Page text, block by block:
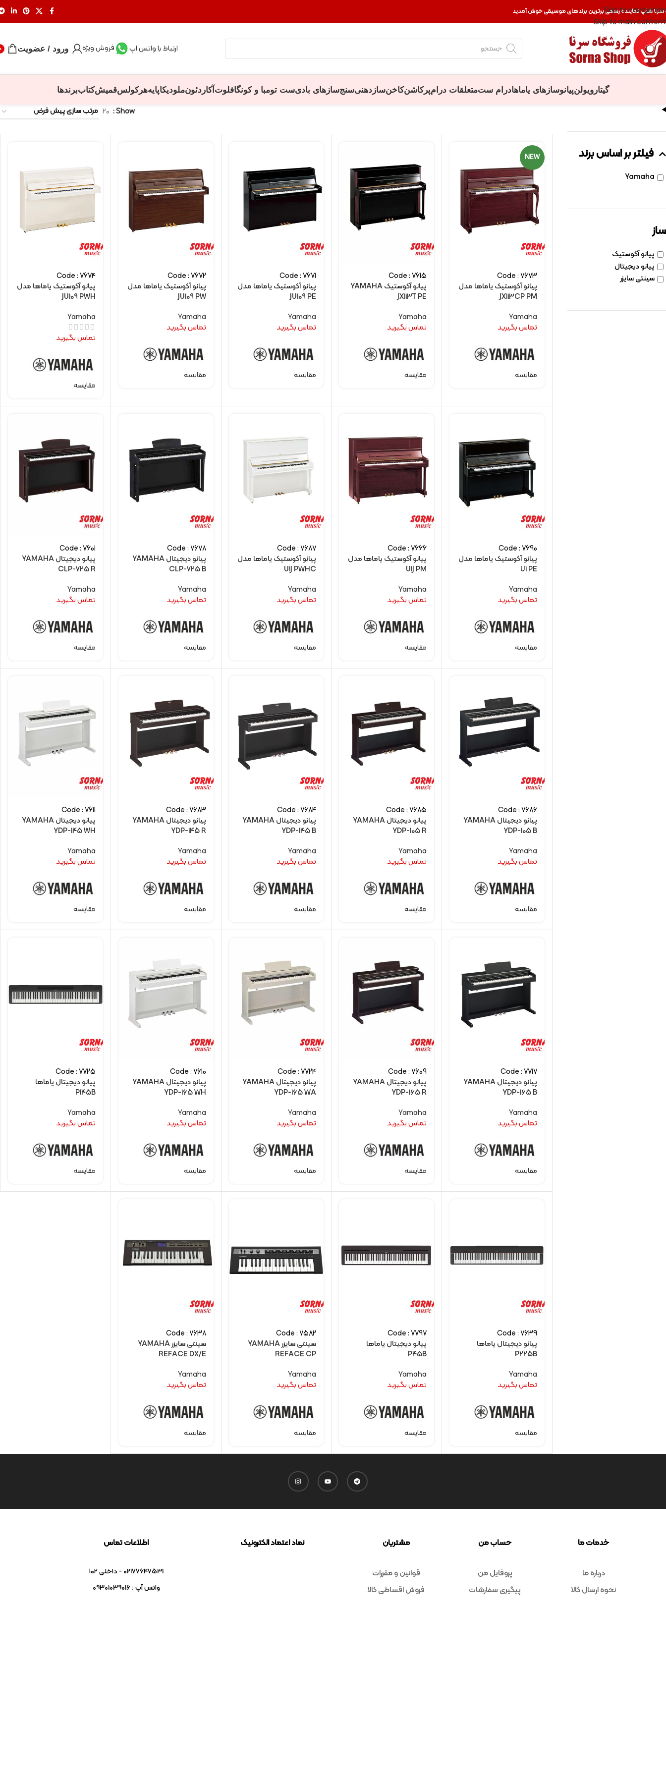
Skip to navigation
Skip to main content
سرنا شاپ نماینده رسمی برترین برندهای موسیقی خوش آمدید
ارتباط با واتس اپ فروش ویژه ورود / عضویت
گیتار ویولنپیانوسازهای یاماهادرام ستمتعلقات درامپرکاشنکاخنسازدهنیسنجسازهای بادیست تومبا و کونگافلوت آکاردئونملودیکاپایههرکولسقمیشکتاببرندها
فیلتر بر اساس برند
Yamaha
ساز
پیانو آکوستیک
پیانو دیجیتال
سینتی سایزر
Show ۲۰
NEW
Code : 7673
پیانو آکوستیک یاماها مدل
JX113CP PM
Yamaha
تماس بگیرید
مقایسه
Code : 7615
پیانو آکوستیک YAMAHA
JX113T PE
Yamaha
تماس بگیرید
مقایسه
Code : 7671
پیانو آکوستیک یاماها مدل
JU109 PE
Yamaha
تماس بگیرید
مقایسه
Code : 7672
پیانو آکوستیک یاماها مدل
JU109 PW
Yamaha
تماس بگیرید
مقایسه
Code : 7674
پیانو آکوستیک یاماها مدل
JU109 PWH
Yamaha
تماس بگیرید
مقایسه
Code : 7690
پیانو آکوستیک یاماها مدل
U1 PE
Yamaha
تماس بگیرید
مقایسه
Code : 7666
پیانو آکوستیک یاماها مدل
U1J PM
Yamaha
تماس بگیرید
مقایسه
Code : 7687
پیانو آکوستیک یاماها مدل
U1J PWHC
Yamaha
تماس بگیرید
مقایسه
Code : 7678
پیانو دیجیتال YAMAHA
CLP-725 B
Yamaha
تماس بگیرید
مقایسه
Code : 7601
پیانو دیجیتال YAMAHA
CLP-725 R
Yamaha
تماس بگیرید
مقایسه
Code : 7686
پیانو دیجیتال YAMAHA
YDP-105 B
Yamaha
تماس بگیرید
مقایسه
Code : 7685
پیانو دیجیتال YAMAHA
YDP-105 R
Yamaha
تماس بگیرید
مقایسه
Code : 7684
پیانو دیجیتال YAMAHA
YDP-145 B
Yamaha
تماس بگیرید
مقایسه
Code : 7683
پیانو دیجیتال YAMAHA
YDP-145 R
Yamaha
تماس بگیرید
مقایسه
Code : 7611
پیانو دیجیتال YAMAHA
YDP-145 WH
Yamaha
تماس بگیرید
مقایسه
Code : 7717
پیانو دیجیتال YAMAHA
YDP-165 B
Yamaha
تماس بگیرید
مقایسه
Code : 7609
پیانو دیجیتال YAMAHA
YDP-165 R
Yamaha
تماس بگیرید
مقایسه
Code : 7724
پیانو دیجیتال YAMAHA
YDP-165 WA
Yamaha
تماس بگیرید
مقایسه
Code : 7610
پیانو دیجیتال YAMAHA
YDP-165 WH
Yamaha
تماس بگیرید
مقایسه
Code : 7725
پیانو دیجیتال یاماها
P145B
Yamaha
تماس بگیرید
مقایسه
Code : 7639
پیانو دیجیتال یاماها
P225B
Yamaha
تماس بگیرید
مقایسه
Code : 7797
پیانو دیجیتال یاماها
P45B
Yamaha
تماس بگیرید
مقایسه
Code : 7582
سینتی سایزر YAMAHA
REFACE CP
Yamaha
تماس بگیرید
مقایسه
Code : 7638
سینتی سایزر YAMAHA
REFACE DX/E
Yamaha
تماس بگیرید
مقایسه
خدمات ما
درباره ما
نحوه ارسال کالا
حساب من
پروفایل من
پیگیری سفارشات
مشتریان
قوانین و مقررات
فروش اقساطی کالا
نماد اعتماد الکترونیک اطلاعات تماس
02177647531 - داخلی ۱۰۲
واتس آپ : 09301039016